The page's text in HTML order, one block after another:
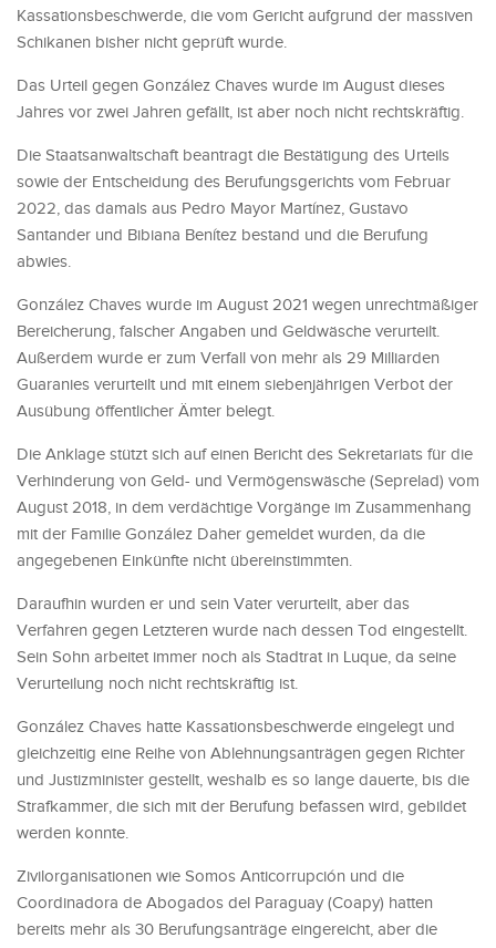
Kassationsbeschwerde, die vom Gericht aufgrund der massiven
Schikanen bisher nicht geprüft wurde.
Das Urteil gegen González Chaves wurde im August dieses
Jahres vor zwei Jahren gefällt, ist aber noch nicht rechtskräftig.
Die Staatsanwaltschaft beantragt die Bestätigung des Urteils
sowie der Entscheidung des Berufungsgerichts vom Februar
2022, das damals aus Pedro Mayor Martínez, Gustavo
Santander und Bibiana Benítez bestand und die Berufung
abwies.
González Chaves wurde im August 2021 wegen unrechtmäßiger
Bereicherung, falscher Angaben und Geldwäsche verurteilt.
Außerdem wurde er zum Verfall von mehr als 29 Milliarden
Guaranies verurteilt und mit einem siebenjährigen Verbot der
Ausübung öffentlicher Ämter belegt.
Die Anklage stützt sich auf einen Bericht des Sekretariats für die
Verhinderung von Geld- und Vermögenswäsche (Seprelad) vom
August 2018, in dem verdächtige Vorgänge im Zusammenhang
mit der Familie González Daher gemeldet wurden, da die
angegebenen Einkünfte nicht übereinstimmten.
Daraufhin wurden er und sein Vater verurteilt, aber das
Verfahren gegen Letzteren wurde nach dessen Tod eingestellt.
Sein Sohn arbeitet immer noch als Stadtrat in Luque, da seine
Verurteilung noch nicht rechtskräftig ist.
González Chaves hatte Kassationsbeschwerde eingelegt und
gleichzeitig eine Reihe von Ablehnungsanträgen gegen Richter
und Justizminister gestellt, weshalb es so lange dauerte, bis die
Strafkammer, die sich mit der Berufung befassen wird, gebildet
werden konnte.
Zivilorganisationen wie Somos Anticorrupción und die
Coordinadora de Abogados del Paraguay (Coapy) hatten
bereits mehr als 30 Berufungsanträge eingereicht, aber die